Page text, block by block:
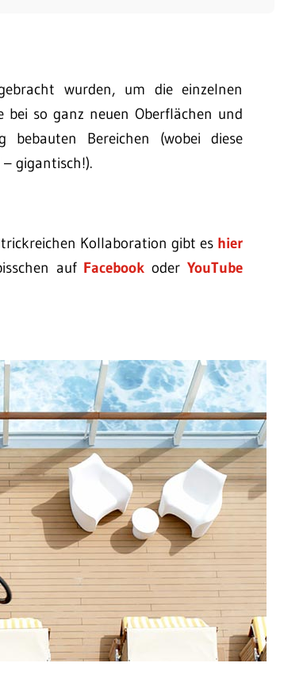
wurden, um die einzelnen
bei so ganz neuen Oberflächen und
Bereichen (wobei diese
gigantisch!).
Kollaboration gibt es hier
auf Facebook oderYouTube